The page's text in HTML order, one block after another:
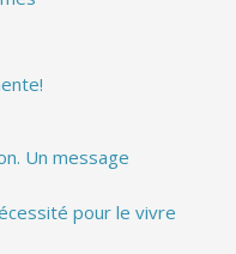
Un message
pour le vivre